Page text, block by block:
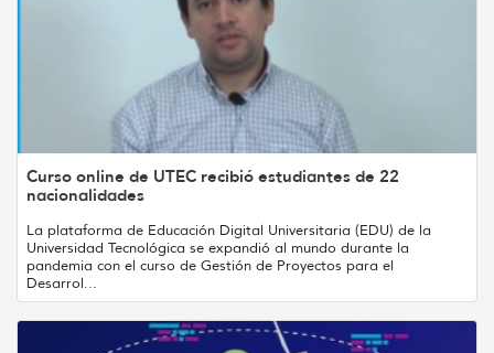
Curso online de UTEC recibió estudiantes de 22
nacionalidades
La plataforma de Educación Digital Universitaria (EDU) de la
Universidad Tecnológica se expandió al mundo durante la
pandemia con el curso de Gestión de Proyectos para el
Desarrol...